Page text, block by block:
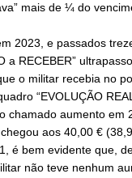
mais de ¼ do
2023, e passados
a RECEBER”
o militar recebia no
“EVOLUÇÃO
chamado aumento em
aos 40,00 €
é bem evidente que,
não teve nenhum